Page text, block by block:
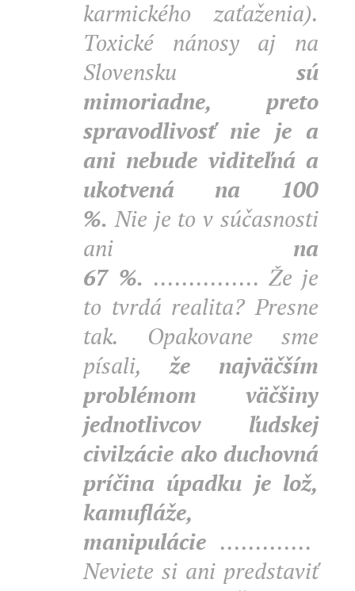
karmického zaťaženia).
Toxické nánosy aj na
Slovensku sú
mimoriadne, preto
spravodlivosť nie je a
ani nebude viditeľná a
ukotvená na 100
%. Nie je to v súčasnosti
ani na
67 %. ............... Že je
to tvrdá realita? Presne
tak. Opakovane sme
písali,že najväčším
problémom väčšiny
jednotlivcov ľudskej
civilzácie ako duchovná
príčina úpadku je lož,
kamufláže,
manipulácie .............
Neviete si ani predstaviť